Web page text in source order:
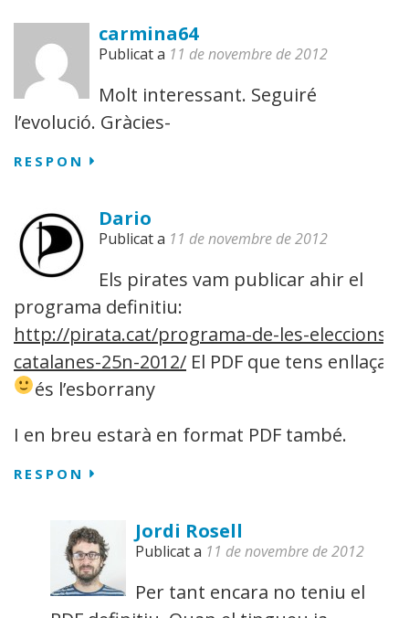
carmina64
Publicat a 11 de novembre de 2012
Molt interessant. Seguiré
l’evolució. Gràcies-
RESPON
Dario
Publicat a 11 de novembre de 2012
Els pirates vam publicar ahir el
programa definitiu:
http://pirata.cat/programa-de-les-eleccions-
catalanes-25n-2012/ El PDF que tens enllaçat
és l’esborrany
I en breu estarà en format PDF també.
RESPON
Jordi Rosell
Publicat a 11 de novembre de 2012
Per tant encara no teniu el